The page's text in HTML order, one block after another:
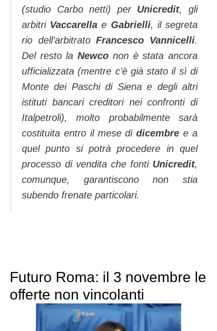
(studio Carbo netti) per Unicredit, gli
arbitri Vaccarellae Gabrielli, il segreta
rio dell’arbitratoFrancesco Vannicelli.
Del resto laNewco non è stata ancora
ufficializzata (mentre c’è già stato il sì di
Monte dei Paschi di Siena e degli altri
istituti bancari creditori nei confronti di
Italpetroli), molto probabilmente sarà
costituita entro il mese didicembree a
quel punto si potrà procedere in quel
processo di vendita che fonti Unicredit,
comunque, garantiscono non stia
subendo frenate particolari.
Futuro Roma: il 3 novembre le
offerte non vincolanti